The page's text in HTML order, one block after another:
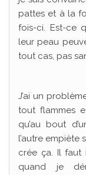
pattes et à la
fois-ci. Est-ce
leur peau
tout cas, pas
J’ai un
tout flammes
qu’au bout
l’autre empiète
crée ça. Il faut
quand je